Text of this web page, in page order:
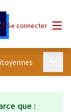
Se connecter
que :